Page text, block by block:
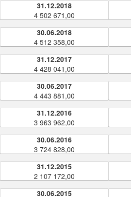
31.12.2018
4 502 671,00
30.06.2018
4 512 358,00
31.12.2017
4 428 041,00
30.06.2017
4 443 881,00
31.12.2016
3 963 962,00
30.06.2016
3 724 828,00
31.12.2015
2 107 172,00
30.06.2015